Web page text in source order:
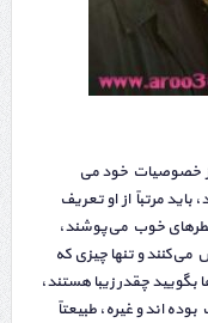
خصوصیات خود می
مرتباً از او تعریف
خوب می‌پوشند،
می‌کنند و تنها چیزی که
چقدر زیبا هستند،
اند و غیره، طبیعتاً